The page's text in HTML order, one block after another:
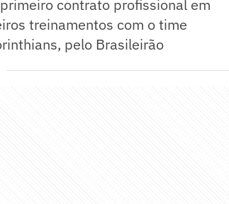
contrato profissional em
treinamentos com o time
pelo Brasileirão